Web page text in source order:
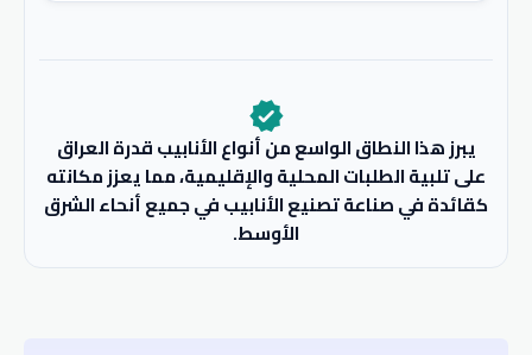
verified
يبرز هذا النطاق الواسع من أنواع الأنابيب قدرة العراق
على تلبية الطلبات المحلية والإقليمية، مما يعزز مكانته
كقائدة في صناعة تصنيع الأنابيب في جميع أنحاء الشرق
الأوسط.